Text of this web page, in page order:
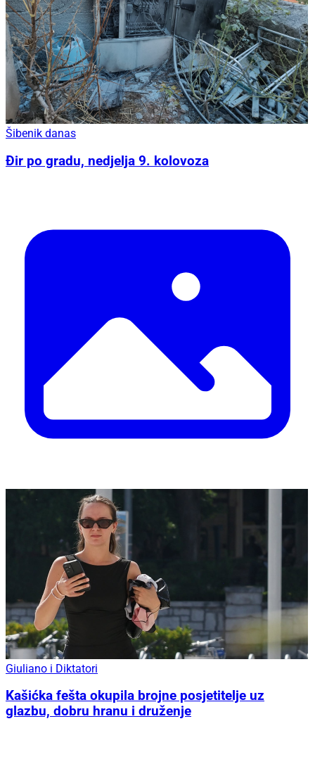
Šibenik danas
Đir po gradu, nedjelja 9. kolovoza
Giuliano i Diktatori
Kašićka fešta okupila brojne posjetitelje uz
glazbu, dobru hranu i druženje